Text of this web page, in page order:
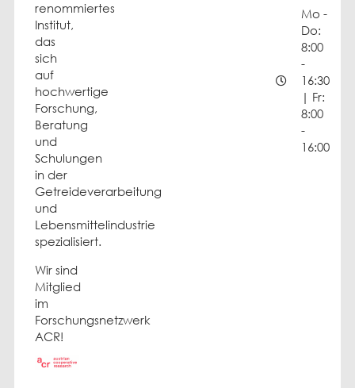
renommiertes
Institut,
das
sich
auf
hochwertige
Forschung,
Beratung
und
Schulungen
in der
Getreideverarbeitung
und
Lebensmittelindustrie
spezialisiert.
Wir sind
Mitglied
im
Forschungsnetzwerk
ACR!
Mo -
Do:
8:00
-
16:30
| Fr:
8:00
-
16:00